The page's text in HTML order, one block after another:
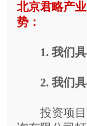
北京君略产
势：
1. 我们具
2. 我们具
投资项目